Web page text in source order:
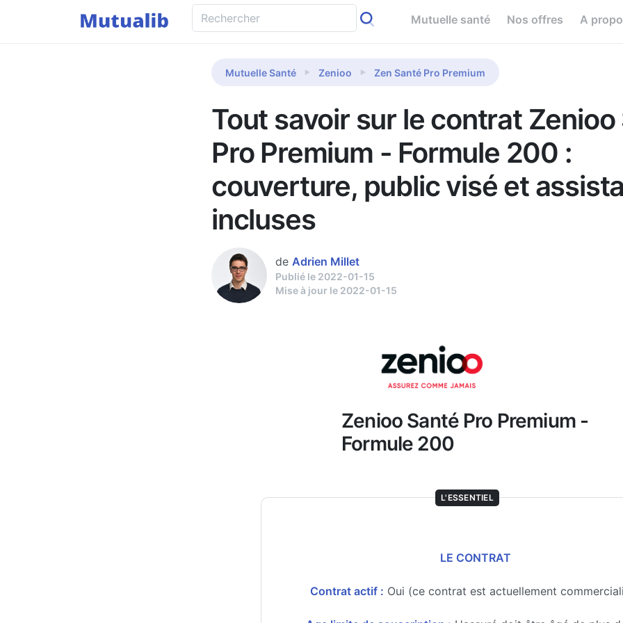
Mutuelle santé Nos offres A
Mutuelle Santé Zenioo Zen Santé Pro Premium
Tout savoir sur le contrat Zenioo
Pro Premium - Formule 200 :
couverture, public visé et
incluses
de Adrien Millet
Publié le 2022-01-15
Mise à jour le 2022-01-15
Zenioo Santé Pro Premium -
Formule 200
L'ESSENTIEL
LE CONTRAT
Contrat actif : Oui (ce contrat est actuellement